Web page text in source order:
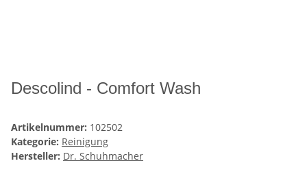
Descolind - Comfort Wash
Artikelnummer: 102502
Kategorie: Reinigung
Hersteller: Dr. Schuhmacher